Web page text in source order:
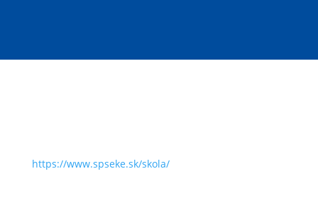
https://www.spseke.sk/skola/